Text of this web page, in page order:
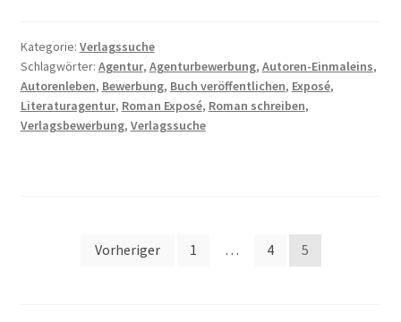
5
Schritten
zum
Exposé
Kategorie: Verlagssuche
Schlagwörter: Agentur, Agenturbewerbung, Autoren-Einmaleins,
Autorenleben, Bewerbung, Buch veröffentlichen, Exposé,
Literaturagentur, Roman Exposé, Roman schreiben,
Verlagsbewerbung, Verlagssuche
Seitennummerierung
Vorheriger 1 … 4 5